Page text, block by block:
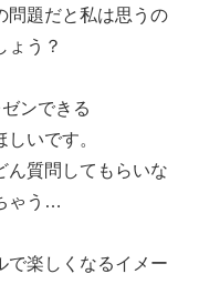
問題だと私は思うの
ょう？
ンできる
いです。
ん質問してもらいな
ゃう…
で楽しくなるイメー